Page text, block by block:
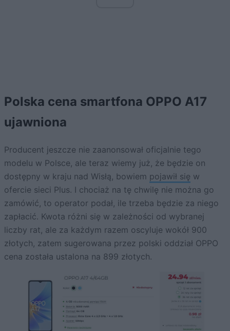
Polska cena smartfona OPPO A17
ujawniona
Producent jeszcze nie zaanonsował oficjalnie tego
modelu w Polsce, ale teraz wiemy już, że będzie on
dostępny w kraju nad Wisłą, bowiem pojawił się w
ofercie sieci Plus. I chociaż na tę chwilę nie można go
zamówić, to operator podał, ile trzeba będzie za niego
zapłacić. Kwota różni się w zależności od wybranej
liczby rat, ale za każdym razem oscyluje wokół 900
złotych, zatem sugerowana przez polski oddział OPPO
cena została ustalona na 899 złotych.